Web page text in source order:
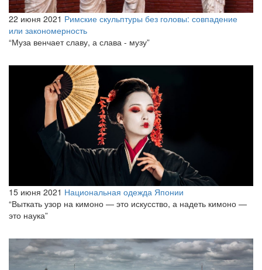
22 июня 2021 Римские скульптуры без головы: совпадение
или закономерность
“Муза венчает славу, а слава - музу”
15 июня 2021 Национальная одежда Японии
“Выткать узор на кимоно — это искусство, а надеть кимоно —
это наука”